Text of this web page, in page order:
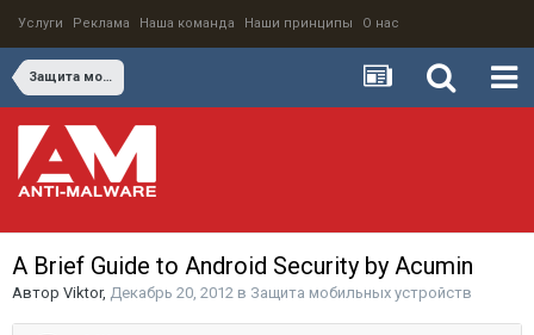
Услуги Реклама Наша команда Наши принципы О нас
Защита мобильных устройств
A Brief Guide to Android Security by Acumin
Автор Viktor, Декабрь 20, 2012 в Защита мобильных устройств